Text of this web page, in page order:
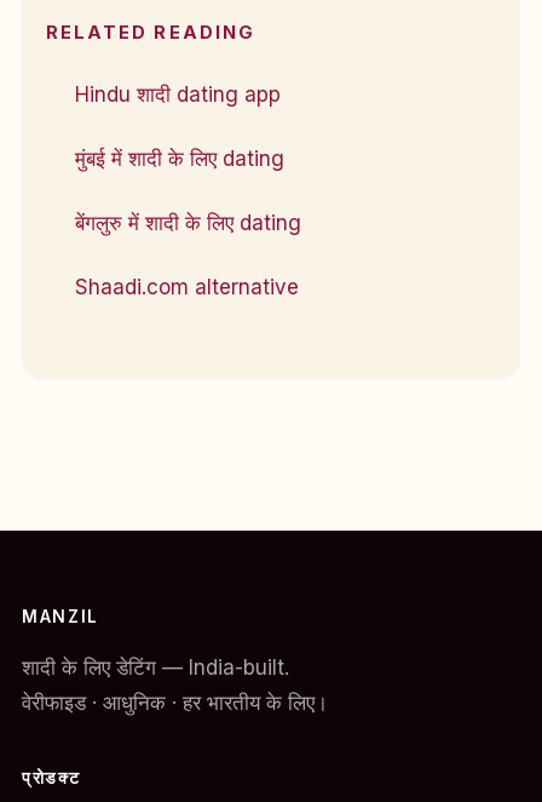
RELATED READING
Hindu शादी dating app
मुंबई में शादी के लिए dating
बेंगलुरु में शादी के लिए dating
Shaadi.com alternative
MANZIL
शादी के लिए डेटिंग — India-built.
वेरीफाइड · आधुनिक · हर भारतीय के लिए।
प्रोडक्ट